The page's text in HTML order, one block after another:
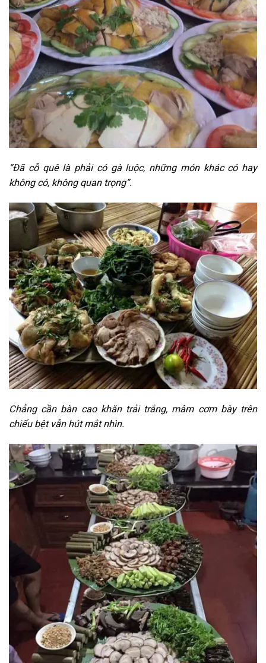
“Đã cỗ quê là phải có gà luộc, những món khác có hay
không có, không quan trọng”.
Chẳng cần bàn cao khăn trải trắng, mâm cơm bày trên
chiếu bệt vẫn hút mắt nhìn.